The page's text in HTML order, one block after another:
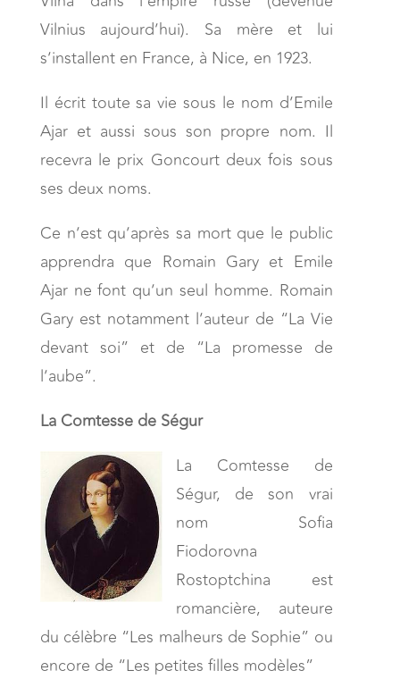
Vilnius aujourd’hui). Sa mère et lui
s’installent en France, à Nice, en 1923.
Il écrit toute sa vie sous le nom d’Emile
Ajar et aussi sous son propre nom. Il
recevra le prix Goncourt deux fois sous
ses deux noms.
Ce n’est qu’après sa mort que le public
apprendra que Romain Gary et Emile
Ajar ne font qu’un seul homme. Romain
Gary est notamment l’auteur de “La Vie
devant soi” et de “La promesse de
l’aube”.
La Comtesse de Ségur
La Comtesse de
Ségur, de son vrai
nom Sofia
Fiodorovna
Rostoptchina est
romancière, auteure
du célèbre “Les malheurs de Sophie” ou
encore de “Les petites filles modèles”